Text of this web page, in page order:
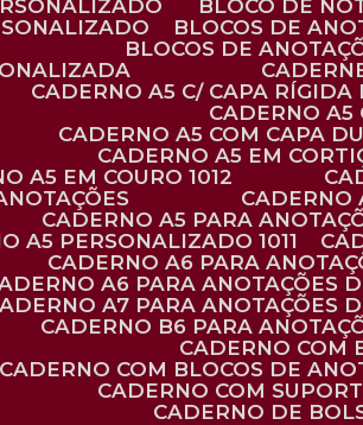
BLOCO DE
BLOCOS DE
BLOCOS DE
CADERNO A5 C/ CAPA
CADERNO
CADERNO A5 COM CAPA
CADERNO A5 EM
A5 EM COURO 1012
CADERNO A5 PARA
A5 PERSONALIZADO 1011
CADERNO A6 PARA
A6 PARA ANOTAÇÕES
A7 PARA ANOTAÇÕES
CADERNO B6 PARA
CADERNO COM
CADERNO COM BLOCOS DE
CADERNO COM
CADERNO DE